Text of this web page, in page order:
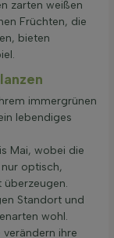
zarten weißen
Früchten, die
bieten
immergrünen
lebendiges
Mai, wobei die
optisch,
Standort und
wohl.
ihre